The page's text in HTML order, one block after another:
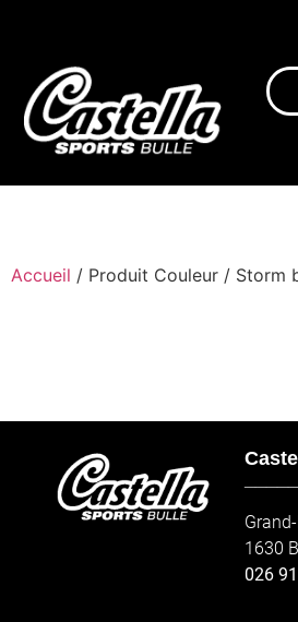
Accueil / Produit Couleur / Storm
1630
026